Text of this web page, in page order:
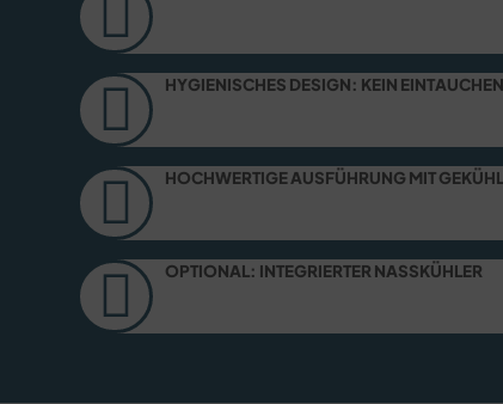
HYGIENISCHES DESIGN: KEIN
HOCHWERTIGE AUSFÜHRUNG MIT
OPTIONAL: INTEGRIERTER NASSKÜHLER